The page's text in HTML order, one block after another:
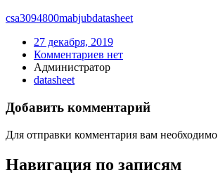
csa3094800mabjubdatasheet
27 декабря, 2019
Комментариев нет
Администратор
datasheet
Добавить комментарий
Для отправки комментария вам необходимо
Навигация по записям